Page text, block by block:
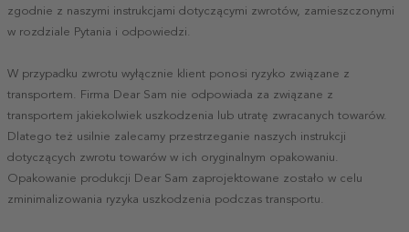
zgodnie z naszymi instrukcjami dotyczącymi zwrotów, zamieszczonymi
w rozdziale Pytania i odpowiedzi.
W przypadku zwrotu wyłącznie klient ponosi ryzyko związane z
transportem. Firma Dear Sam nie odpowiada za związane z
transportem jakiekolwiek uszkodzenia lub utratę zwracanych towarów.
Dlatego też usilnie zalecamy przestrzeganie naszych instrukcji
dotyczących zwrotu towarów w ich oryginalnym opakowaniu.
Opakowanie produkcji Dear Sam zaprojektowane zostało w celu
zminimalizowania ryzyka uszkodzenia podczas transportu.